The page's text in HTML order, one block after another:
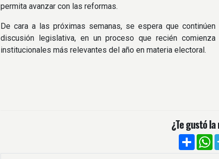
permita avanzar con las reformas.
De cara a las próximas semanas, se espera que
discusión legislativa, en un proceso que recién
institucionales más relevantes del año en materia electoral.
¿Te gustó